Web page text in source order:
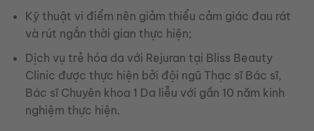
Kỹ thuật vi điểm nên giảm thiểu cảm giác đau rát
và rút ngắn thời gian thực hiện;
Dịch vụ trẻ hóa da với Rejuran tại Bliss Beauty
Clinic được thực hiện bởi đội ngũ Thạc sĩ Bác sĩ,
Bác sĩ Chuyên khoa 1 Da liễu với gần 10 năm kinh
nghiệm thực hiện.